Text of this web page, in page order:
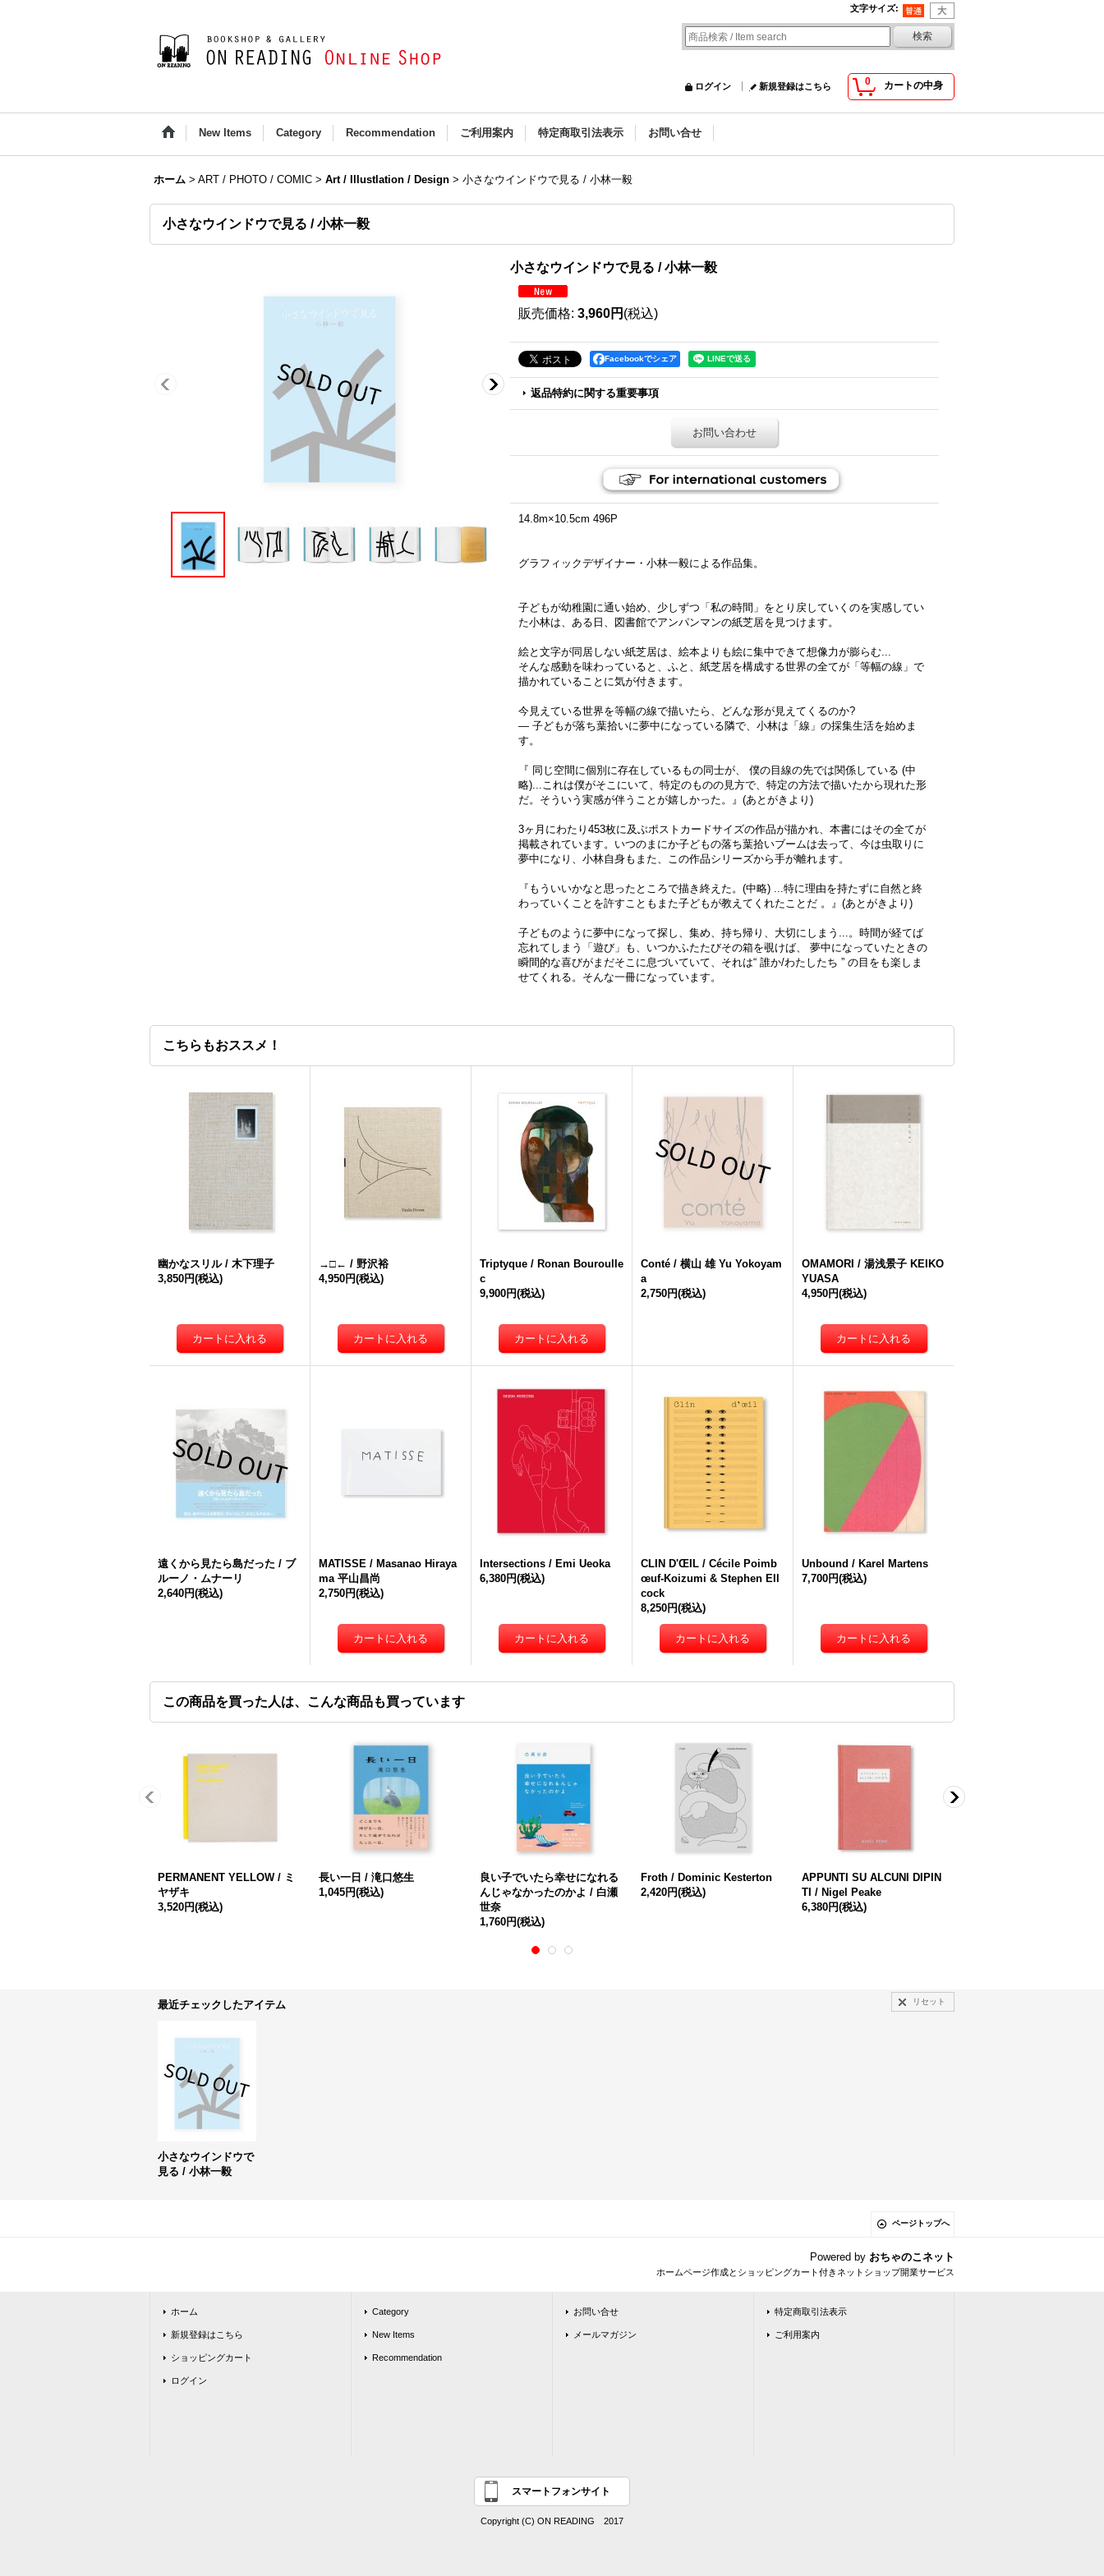
文字サイズ:
0 カートの中身
ログイン 新規登録はこちら
New Items Category Recommendation ご利用案内 特定商取引法表示 お問い合せ
ホーム > ART / PHOTO / COMIC > Art / Illustlation / Design > 小さなウインドウで見る / 小林一毅
小さなウインドウで見る / 小林一毅
小さなウインドウで見る / 小林一毅
販売価格: 3,960円 (税込)
Facebookでシェア
返品特約に関する重要事項
お問い合わせ
14.8m×10.5cm 496P
グラフィックデザイナー・小林一毅による作品集。
子どもが幼稚園に通い始め、少しずつ「私の時間」をとり戻していくのを実感してい
た小林は、ある日、図書館でアンパンマンの紙芝居を見つけます。
絵と文字が同居しない紙芝居は、絵本よりも絵に集中できて想像力が膨らむ...
そんな感動を味わっていると、ふと、紙芝居を構成する世界の全てが「等幅の線」で
描かれていることに気が付きます。
今見えている世界を等幅の線で描いたら、どんな形が見えてくるのか?
― 子どもが落ち葉拾いに夢中になっている隣で、小林は「線」の採集生活を始めま
す。
『 同じ空間に個別に存在しているもの同士が、 僕の目線の先では関係している (中
略)...これは僕がそこにいて、特定のものの見方で、特定の方法で描いたから現れた形
だ。そういう実感が伴うことが嬉しかった。』(あとがきより)
3ヶ月にわたり453枚に及ぶポストカードサイズの作品が描かれ、本書にはその全てが
掲載されています。いつのまにか子どもの落ち葉拾いブームは去って、今は虫取りに
夢中になり、小林自身もまた、この作品シリーズから手が離れます。
『もういいかなと思ったところで描き終えた。(中略) ...特に理由を持たずに自然と終
わっていくことを許すこともまた子どもが教えてくれたことだ 。』(あとがきより)
子どものように夢中になって探し、集め、持ち帰り、大切にしまう...。時間が経てば
忘れてしまう「遊び」も、いつかふたたびその箱を覗けば、 夢中になっていたときの
瞬間的な喜びがまだそこに息づいていて、それは“ 誰か/わたしたち ” の目をも楽しま
せてくれる。そんな一冊になっています。
こちらもおススメ！
幽かなスリル / 木下理子
3,850円(税込)
→□← / 野沢裕
4,950円(税込)
Triptyque / Ronan Bouroulle
c
9,900円(税込)
Conté / 横山 雄 Yu Yokoyam
a
2,750円(税込)
OMAMORI / 湯浅景子 KEIKO
YUASA
4,950円(税込)
遠くから見たら島だった / ブ
ルーノ・ムナーリ
2,640円(税込)
MATISSE / Masanao Hiraya
ma 平山昌尚
2,750円(税込)
Intersections / Emi Ueoka
6,380円(税込)
CLIN D'ŒIL / Cécile Poimb
œuf-Koizumi & Stephen Ell
cock
8,250円(税込)
Unbound / Karel Martens
7,700円(税込)
この商品を買った人は、こんな商品も買っています
PERMANENT YELLOW / ミ
ヤザキ
3,520円(税込)
長い一日 / 滝口悠生
1,045円(税込)
良い子でいたら幸せになれる
んじゃなかったのかよ / 白瀬
世奈
1,760円(税込)
Froth / Dominic Kesterton
2,420円(税込)
APPUNTI SU ALCUNI DIPIN
TI / Nigel Peake
6,380円(税込)
最近チェックしたアイテム リセット
小さなウインドウで
見る / 小林一毅
ページトップへ
Powered by おちゃのこネット
ホームページ作成とショッピングカート付きネットショップ開業サービス
ホーム
新規登録はこちら
ショッピングカート
ログイン
Category
New Items
Recommendation
お問い合せ
メールマガジン
特定商取引法表示
ご利用案内
スマートフォンサイト
Copyright (C) ON READING 2017